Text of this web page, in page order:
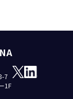
7
1F